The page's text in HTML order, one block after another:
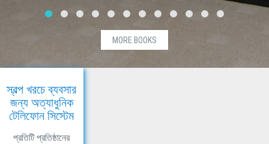
MORE BOOKS
স্বল্প খরচে ব্যবসার
জন্য অত্যাধুনিক
টেলিফোন সিস্টেম
প্রতিটি প্রতিষ্ঠানের